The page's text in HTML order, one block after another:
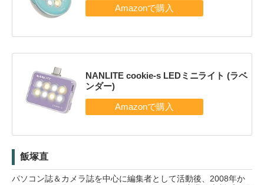
NANLITE cookie-s LEDミニライト (ラベ
ンダー)
飯塚直
パソコン誌＆カメラ誌を中心に編集者として活動後、2008年か